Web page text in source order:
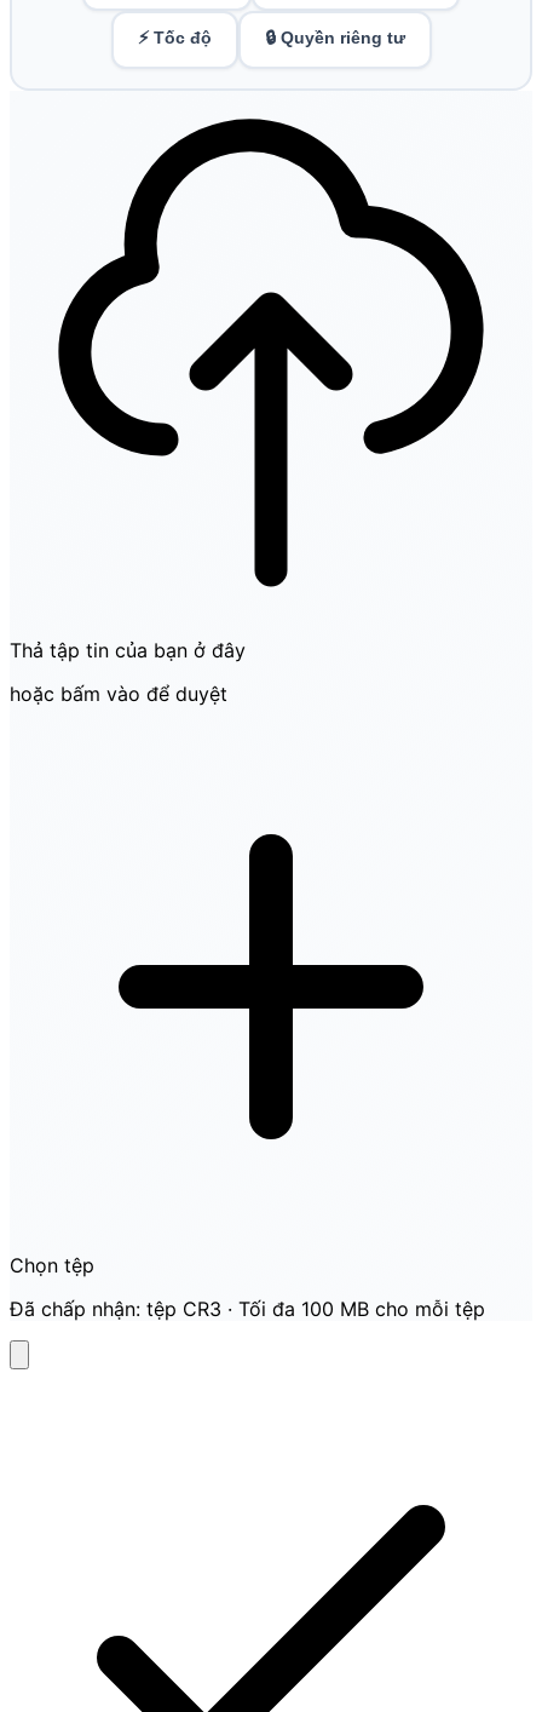
⚡ Tốc độ 🔒 Quyền riêng tư
Thả tập tin của bạn ở đây
hoặc bấm vào để duyệt
Chọn tệp
Đã chấp nhận: tệp CR3 · Tối đa 100 MB cho mỗi tệp